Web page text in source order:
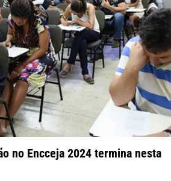
no Encceja 2024 termina nesta